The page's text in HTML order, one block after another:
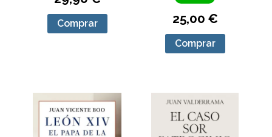
Comprar 25,00 €
Comprar